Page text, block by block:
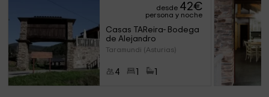
desde 42€
persona y noche
Casas TAReira- Bodega
de Alejandro
Taramundi (Asturias)
4